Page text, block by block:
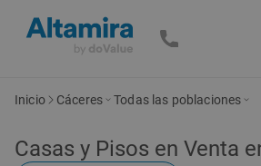
Inicio Cáceres Todas las poblaciones
Casas y Pisos en Venta